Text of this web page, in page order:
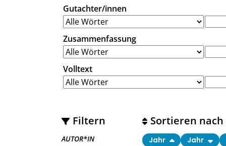
Gutachter/innen
Zusammenfassung
Volltext
Filtern
AUTOR*IN
Sortieren nach
Jahr Jahr